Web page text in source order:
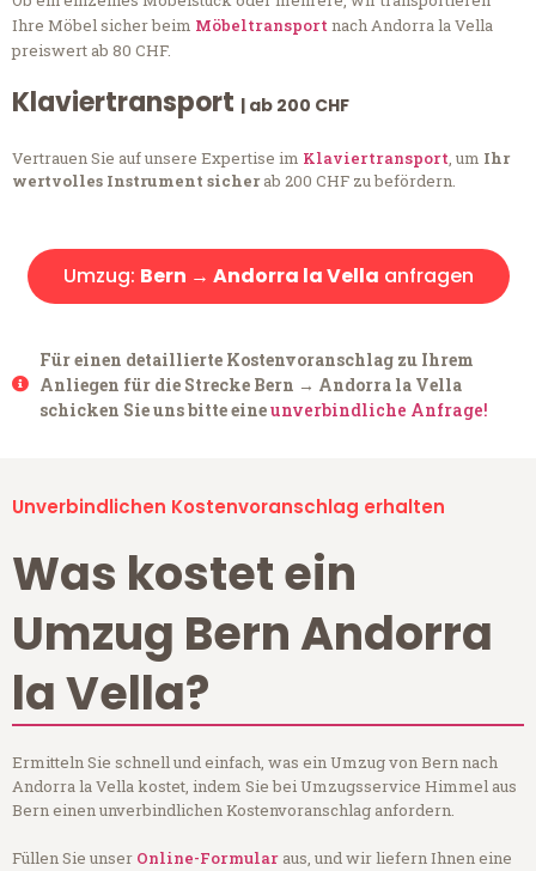
Ihre Möbel sicher beim Möbeltransportnach Andorra la Vella
preiswert ab 80 CHF.
Klaviertransport | ab 200 CHF
Vertrauen Sie auf unsere Expertise im Klaviertransport, um Ihr
wertvolles Instrument sicherab 200 CHF zu befördern.
Umzug: Bern → Andorra la Vella anfragen
Für einen detaillierte Kostenvoranschlag zu Ihrem
Anliegen für die Strecke Bern → Andorra la Vella
schicken Sie uns bitte eineunverbindliche Anfrage!
Unverbindlichen Kostenvoranschlag erhalten
Was kostet ein
Umzug Bern Andorra
la Vella?
Ermitteln Sie schnell und einfach, was ein Umzug von Bern nach
Andorra la Vella kostet, indem Sie bei Umzugsservice Himmel aus
Bern einen unverbindlichen Kostenvoranschlag anfordern.
Füllen Sie unser Online-Formular aus, und wir liefern Ihnen eine